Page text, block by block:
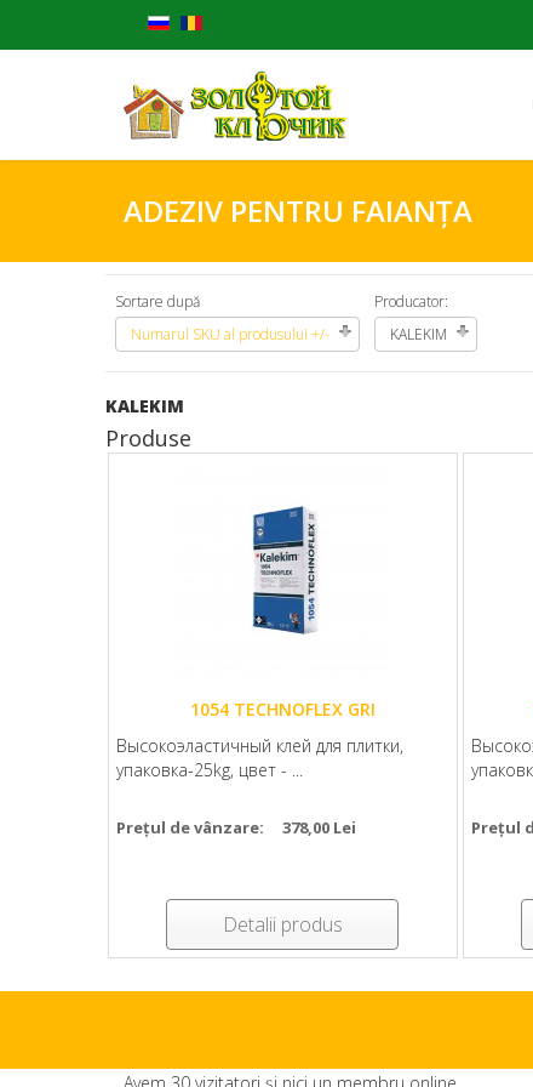
ADEZIV PENTRU FAIANȚA
Sortare după
Numarul SKU al produsului +/-
Producator:
KALEKIM
KALEKIM
Produse
1054 TECHNOFLEX GRI
Высокоэластичный клей для плитки,
упаковка-25kg, цвет - ...
Prețul de vânzare: 378,00 Lei
Detalii produs
Prețul